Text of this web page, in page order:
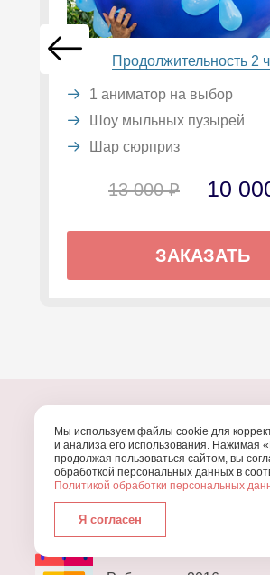
Продолжительность 2
1 аниматор на выбор
Шоу мыльных пузырей
Шар сюрприз
13 000 ₽ 10
ЗАКАЗАТЬ
ПОЧЕМУ
УЗНАЙТЕ, ПОЧЕМУ
ПРАЗДНИКА СТОИТ
Мы используем файлы cookie для
и анализа его использования. Нажимая
продолжая пользоваться сайтом, вы
обработкой персональных данных в
Политикой обработки персональных
Я согласен